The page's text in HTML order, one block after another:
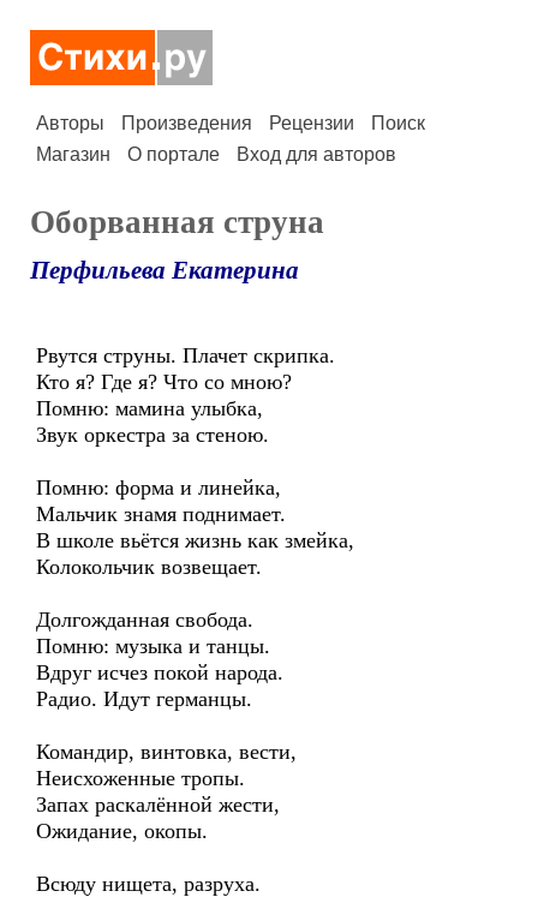
Авторы Произведения Рецензии
Поиск
Магазин
О портале Вход для авторов
Оборванная струна
Перфильева Екатерина
Рвутся струны. Плачет скрипка.
Кто я? Где я? Что со мною?
Помню: мамина улыбка,
Звук оркестра за стеною.
Помню: форма и линейка,
Мальчик знамя поднимает.
В школе вьётся жизнь как змейка,
Колокольчик возвещает.
Долгожданная свобода.
Помню: музыка и танцы.
Вдруг исчез покой народа.
Радио. Идут германцы.
Командир, винтовка, вести,
Неисхоженные тропы.
Запах раскалённой жести,
Ожидание, окопы.
Всюду нищета, разруха.